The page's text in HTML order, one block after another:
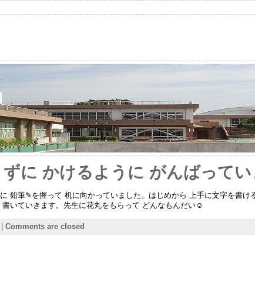
に かけるように がんばってい
鉛筆✎を握って 机に向かっていました。はじめから 上手に文字を書け
いていきます。先生に花丸をもらって どんなもんだい☺
Comments are closed